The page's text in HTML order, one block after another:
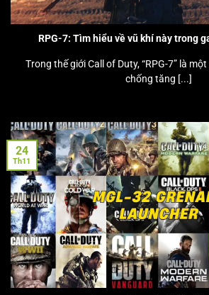
RPG-7: Tìm hiểu về vũ khí này trong
Trong thế giới Call of Duty, “RPG-7” là
chống tăng [...]
24
Th11